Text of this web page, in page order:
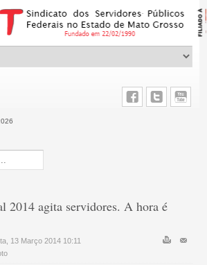
2014 agita servidores. A hora é
13 Março 2014 10:11